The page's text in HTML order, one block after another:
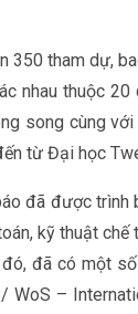
350 tham dự,
nhau thuộc
song cùng
từ Đại học
đã được trình
kỹ thuật
đó, đã có một
WoS –